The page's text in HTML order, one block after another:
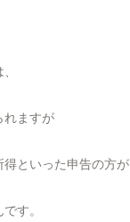
れますが
といった申告の方が
す。